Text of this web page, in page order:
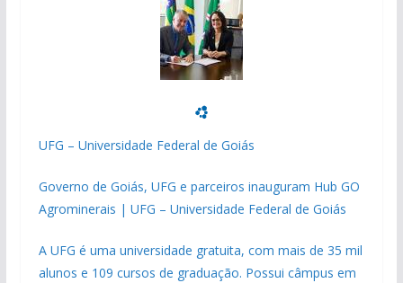
UFG – Universidade Federal de Goiás
Governo de Goiás, UFG e parceiros inauguram Hub GO
Agrominerais | UFG – Universidade Federal de Goiás
A UFG é uma universidade gratuita, com mais de 35 mil
alunos e 109 cursos de graduação. Possui câmpus em